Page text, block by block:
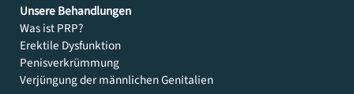
Unsere Behandlungen
Was ist PRP?
Erektile Dysfunktion
Penisverkrümmung
Verjüngung der männlichen Genitalien